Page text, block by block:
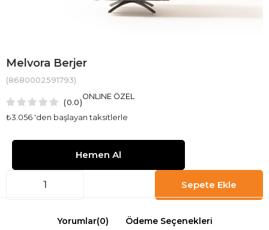
Melvora Berjer
(8680002591793)
0.0
₺3.056 'den başlayan taksitlerle
ONLINE ÖZEL
Yorumlar(0) Ödeme Seçenekleri